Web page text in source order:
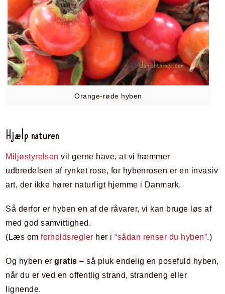
Orange-røde hyben
Hjælp naturen
Miljøstyrelsen vil gerne have, at vi hæmmer
udbredelsen af rynket rose, for hybenrosen er en invasiv
art, der ikke hører naturligt hjemme i Danmark.
Så derfor er hyben en af de råvarer, vi kan bruge løs af
med god samvittighed.
(Læs omforholdsregler her i“sådan renser du hyben”.)
Og hyben er gratis– så pluk endelig en posefuld hyben,
når du er ved en offentlig strand, strandeng eller
lignende.